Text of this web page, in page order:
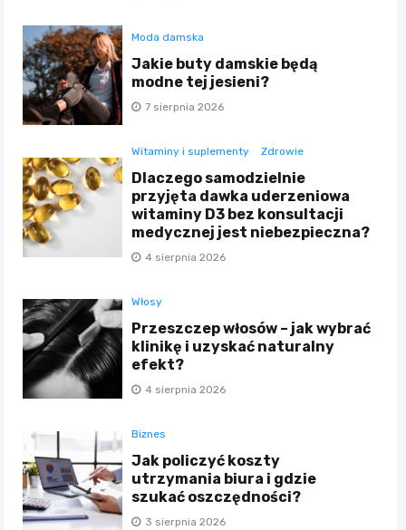
Moda damska
Jakie buty damskie będą
modne tej jesieni?
7 sierpnia 2026
Witaminy i suplementy Zdrowie
Dlaczego samodzielnie
przyjęta dawka uderzeniowa
witaminy D3 bez konsultacji
medycznej jest niebezpieczna?
4 sierpnia 2026
Włosy
Przeszczep włosów – jak wybrać
klinikę i uzyskać naturalny
efekt?
4 sierpnia 2026
Biznes
Jak policzyć koszty
utrzymania biura i gdzie
szukać oszczędności?
3 sierpnia 2026